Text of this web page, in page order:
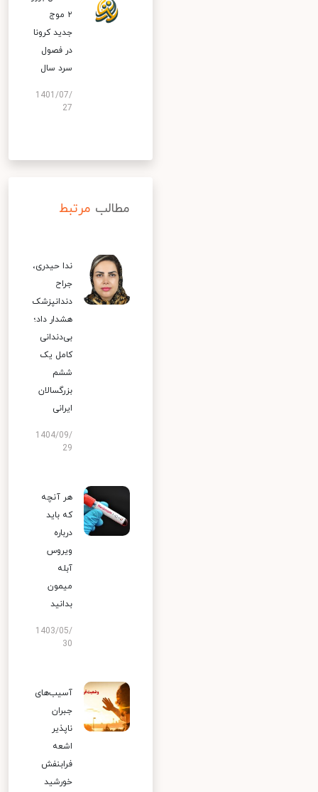
۲ موج
جدید کرونا
در فصول
سرد سال
1401/07/
27
مطالب مرتبط
ندا حیدری،
جراح
دندانپزشک
هشدار داد؛
بی‌دندانی
کامل یک
ششم
بزرگسالان
ایرانی
1404/09/
29
هر آنچه
که باید
درباره
ویروس
آبله
میمون
بدانید
1403/05/
30
آسیب‌های
جبران
ناپذیر
اشعه
فرابنفش
خورشید